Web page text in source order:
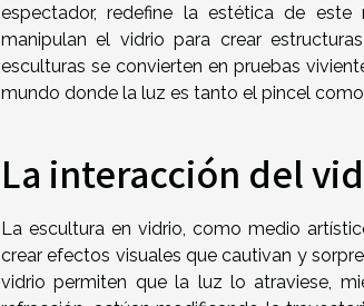
espectador, redefine la estética de
manipulan el vidrio para crear
esculturas se convierten en pruebas
mundo donde la luz es tanto el pincel
La interacción del
La escultura en vidrio, como medio
crear efectos visuales que cautivan y
vidrio permiten que la luz lo atraviese,